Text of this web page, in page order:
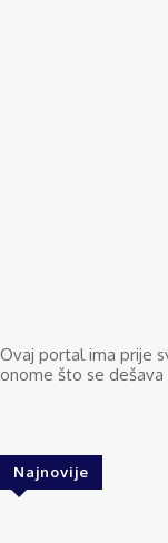
Ovaj portal ima prije
onome što se
Najnovije